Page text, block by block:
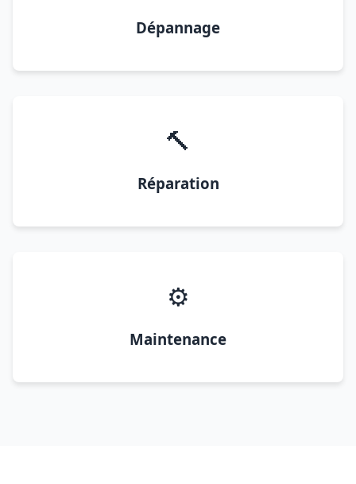
Dépannage
🔨
Réparation
⚙️
Maintenance